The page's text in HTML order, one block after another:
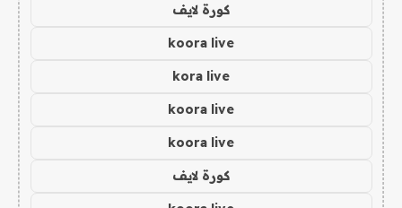
كورة لايف
koora live
kora live
koora live
koora live
كورة لايف